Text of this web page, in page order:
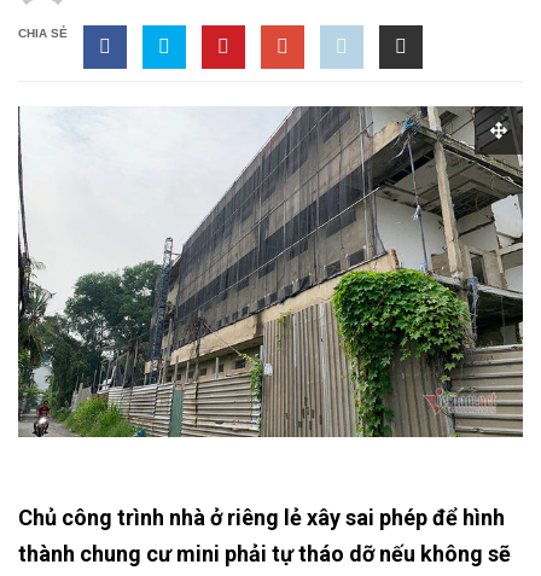
CHIA SẺ
Chủ công trình nhà ở riêng lẻ xây sai phép để hình
thành chung cư mini phải tự tháo dỡ nếu không sẽ